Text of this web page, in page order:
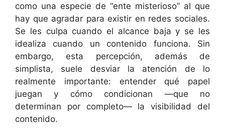
como una especie de “ente misterioso” al que
hay que agradar para existir en redes sociales.
Se les culpa cuando el alcance baja y se les
idealiza cuando un contenido funciona. Sin
embargo, esta percepción, además de
simplista, suele desviar la atención de lo
realmente importante: entender qué papel
juegan y cómo condicionan —que no
determinan por completo— la visibilidad del
contenido.